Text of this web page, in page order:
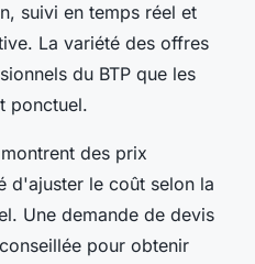
suivi en temps réel et
La variété des offres
du BTP que les
ponctuel.
des prix
d'ajuster le coût selon la
Une demande de devis
pour obtenir